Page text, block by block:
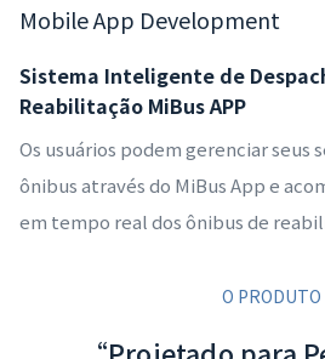
Mobile App Development
Sistema Inteligente de
Reabilitação MiBus APP
Os usuários podem gerenciar seus
ônibus através do MiBus App e
em tempo real dos ônibus de
O PRODUTO